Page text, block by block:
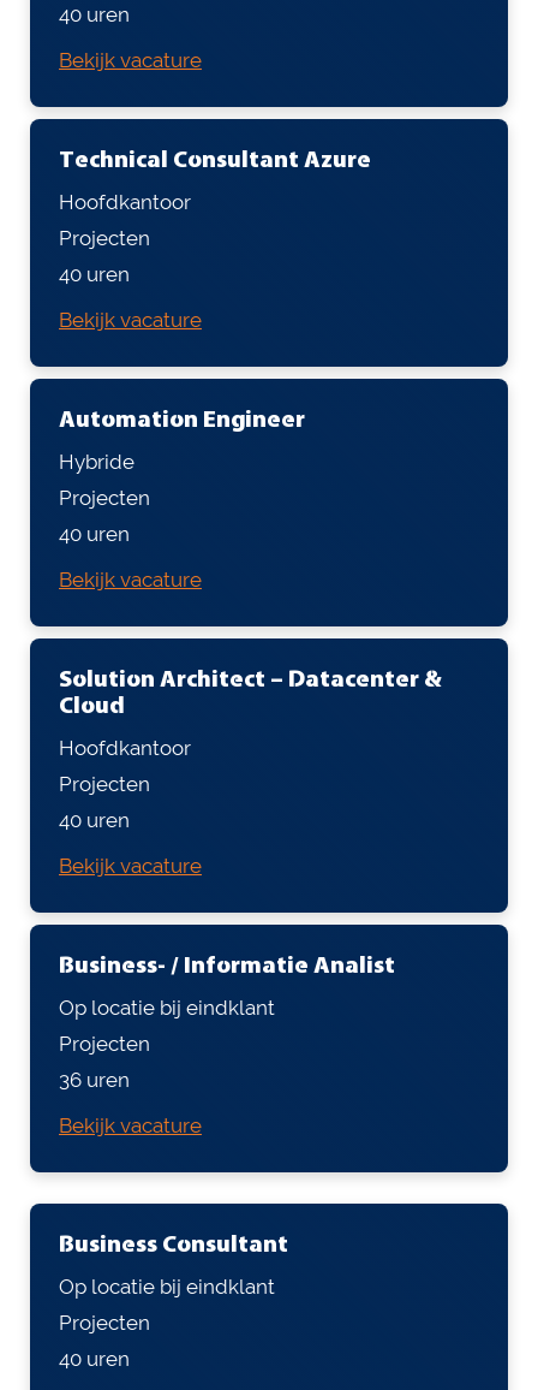
40 uren
Bekijk vacature
Technical Consultant Azure
Hoofdkantoor
Projecten
40 uren
Bekijk vacature
Automation Engineer
Hybride
Projecten
40 uren
Bekijk vacature
Solution Architect – Datacenter &
Cloud
Hoofdkantoor
Projecten
40 uren
Bekijk vacature
Business- / Informatie Analist
Op locatie bij eindklant
Projecten
36 uren
Bekijk vacature
Business Consultant
Op locatie bij eindklant
Projecten
40 uren